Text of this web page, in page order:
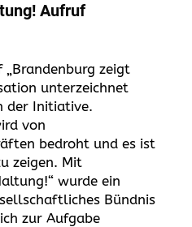
Aufruf
zeigt
unterzeichnet
der Initiative.
von
bedroht und es ist
zeigen. Mit
wurde ein
Bündnis
zur Aufgabe